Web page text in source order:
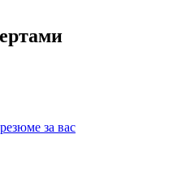
за вас